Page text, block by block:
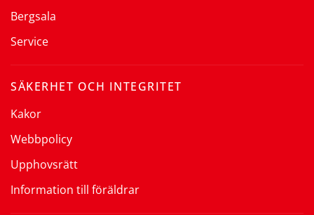
Bergsala
Service
SÄKERHET OCH INTEGRITET
Kakor
Webbpolicy
Upphovsrätt
Information till föräldrar